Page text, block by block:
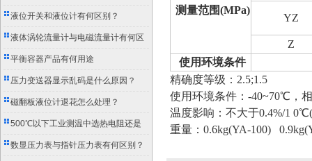
办？
液位开关和液位计有何区别？
液体涡轮流量计与电磁流量计有何区
别？
平衡容器产品有何用途
压力变送器显示乱码是什么原因？
磁翻板液位计退花怎么处理？
500℃以下工业测温中选热电阻还是
双金属温度计？
数显压力表与指针压力表有何区别？
测量范围(MPa)
YZ
Z
使用环境条件
精确度等级：2.5;1.5
使用环境条件：-40~70℃ ，
温度影响：不大于0.4%/1 0℃(
重量：0.6kg(YA-100)